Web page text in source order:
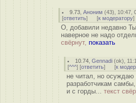
9.73 ,Аноним (43), 10:47,
[ответить] [к модератору]
О, добавили недавно
наверное не надо
свёрнут, показать
10.74 ,Gennadi (ok),
[^^^] [ответить] [к
не читал, но осуждаю
разработчикам
и с горды... текст